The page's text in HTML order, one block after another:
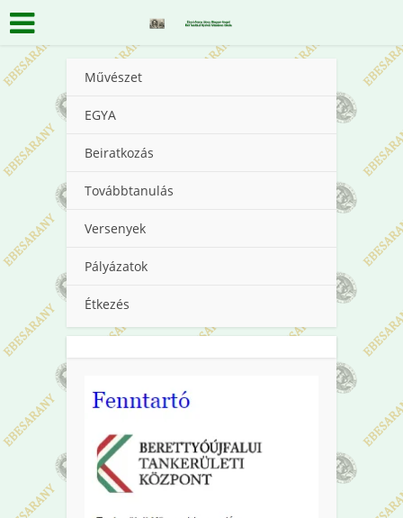
Művészet
EGYA
Beiratkozás
Továbbtanulás
Versenyek
Pályázatok
Étkezés